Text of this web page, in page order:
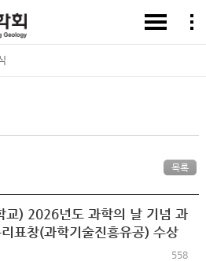
목록
교) 2026년도 과학의 날 기념 과
표창(과학기술진흥유공) 수상
558